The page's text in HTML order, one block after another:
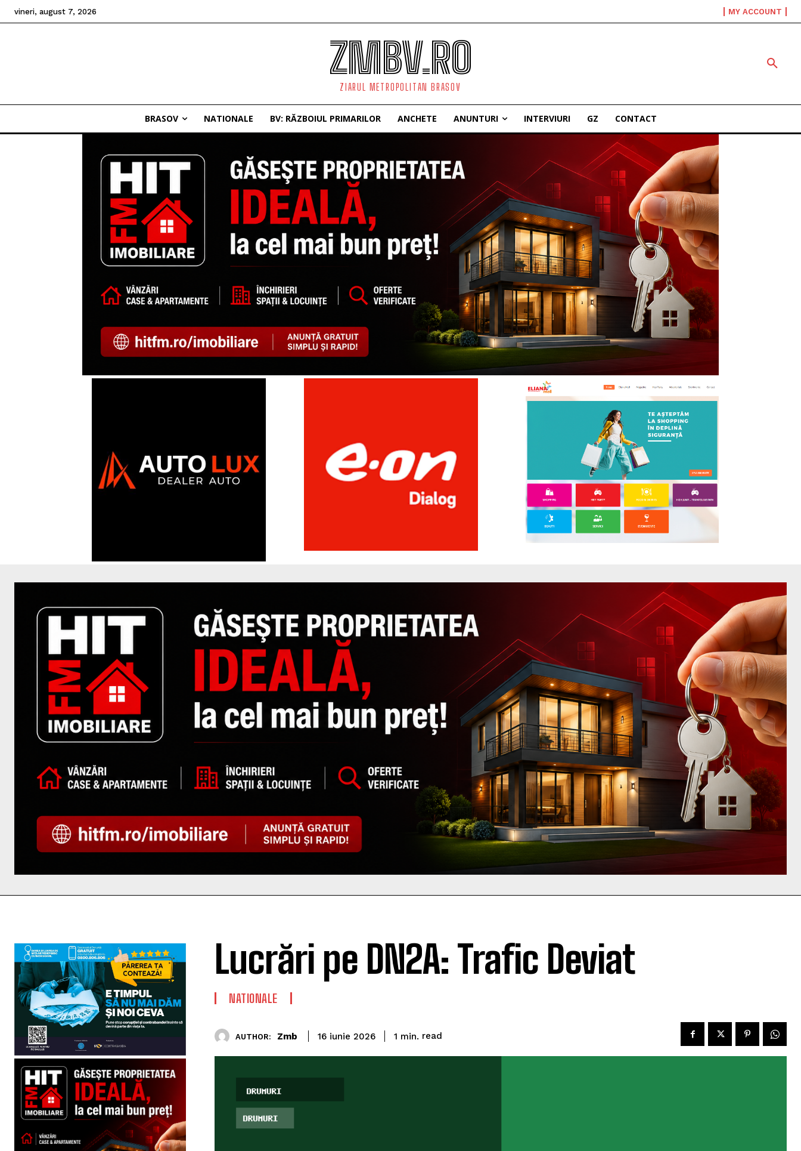
vineri, august 7, 2026 MY ACCOUNT
ZMBV.RO
ZIARUL METROPOLITAN BRASOV
BRASOV NATIONALE BV: RĂZBOIUL PRIMARILOR ANCHETE ANUNTURI INTERVIURI GZ CONTACT
Lucrări pe DN2A: Trafic Deviat
NATIONALE
AUTHOR: Zmb 16 iunie 2026 1 min. read